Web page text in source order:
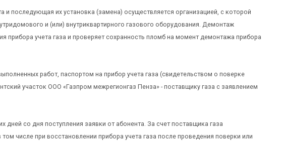
последующая их установка (замена) осуществляется организацией, с которой
и (или) внутриквартирного газового оборудования. Демонтаж
прибора учета газа и проверяет сохранность пломб на момент демонтажа прибора
работ, паспортом на прибор учета газа (свидетельством о поверке
участок ООО «Газпром межрегионгаз Пенза» - поставщику газа с заявлением
со дня поступления заявки от абонента. За счет поставщика газа
числе при восстановлении прибора учета газа после проведения поверки или